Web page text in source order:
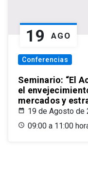
19 AGO
Conferencias
Seminario: “El
el
mercados y
19 de Agosto de
09:00 a 11:00